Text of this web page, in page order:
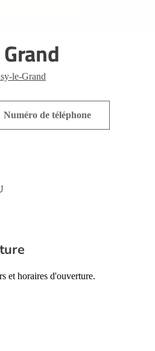
le-Grand
Numéro de téléphone
et horaires d'ouverture.